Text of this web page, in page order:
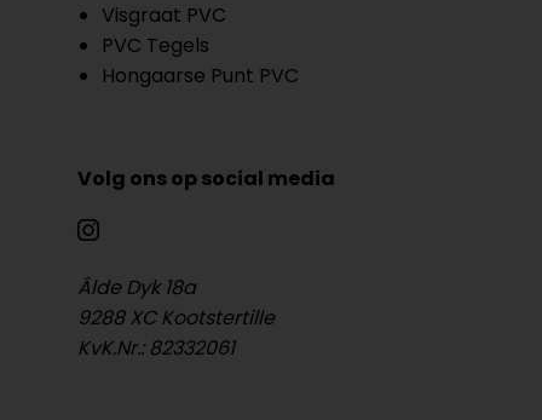
Visgraat PVC
PVC Tegels
Hongaarse Punt PVC
Volg ons op social media
Âlde Dyk 18a
9288 XC Kootstertille
KvK.Nr.: 82332061